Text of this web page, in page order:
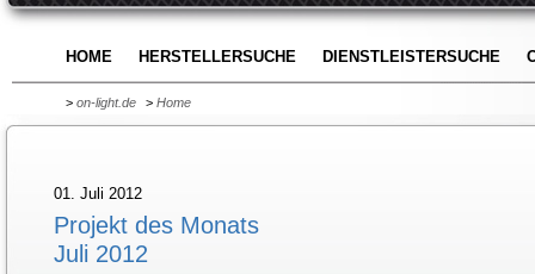
HOME HERSTELLERSUCHE DIENSTLEISTERSUCHE
> on-light.de > Home
01. Juli 2012
Projekt des Monats
Juli 2012